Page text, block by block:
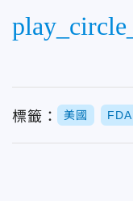
標籤： 美國 FDA